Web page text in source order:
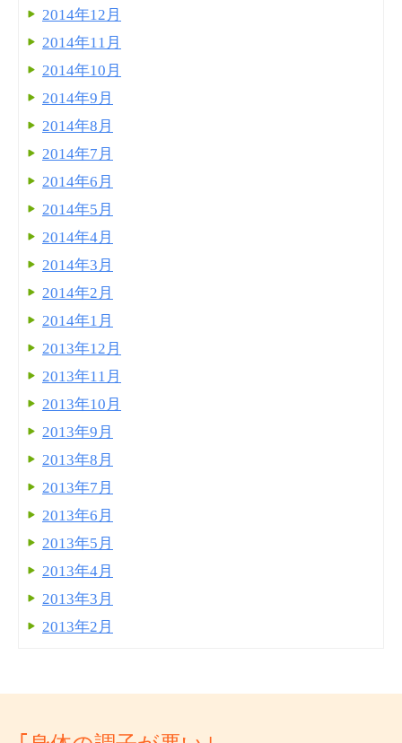
2014年12月
2014年11月
2014年10月
2014年9月
2014年8月
2014年7月
2014年6月
2014年5月
2014年4月
2014年3月
2014年2月
2014年1月
2013年12月
2013年11月
2013年10月
2013年9月
2013年8月
2013年7月
2013年6月
2013年5月
2013年4月
2013年3月
2013年2月